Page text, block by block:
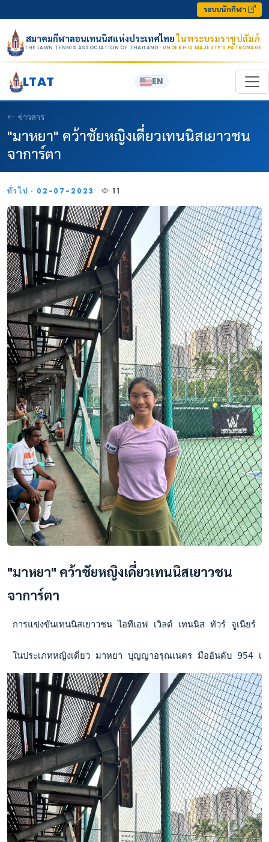
ระบบนักกีฬา
สมาคมกีฬาลอนเทนนิสแห่งประเทศไทยในพระบรมราชูปถัมภ์
THE LAWN TENNIS ASSOCIATION OF THAILAND · UNDER HIS MAJESTY’S PATRONAGE
LTAT EN
ข่าวสาร
"มาหยา" คว้าชัยหญิงเดี่ยวเทนนิสเยาวชน
จาการ์ตา
ทั่วไป · 02-07-2023 11
"มาหยา" คว้าชัยหญิงเดี่ยวเทนนิสเยาวชน
จาการ์ตา
การแข่งขันเทนนิสเยาวชน ไอทีเอฟ เวิลด์ เทนนิส ทัวร์ จูเนียร์
ในประเภทหญิงเดี่ยว มาหยา บุญญาอรุณเนตร มืออันดับ 954 เ